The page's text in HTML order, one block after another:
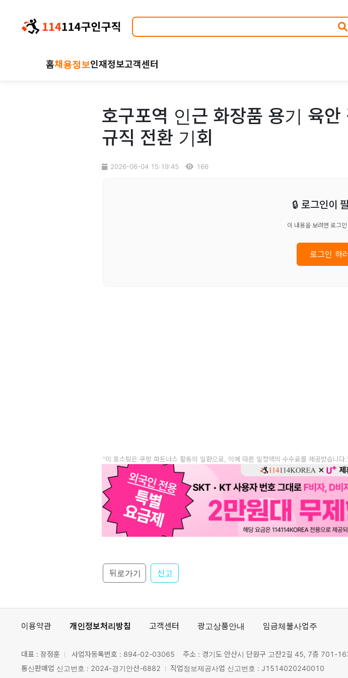
홈채용정보인재정보고객센터
호구포역 인근 화장품 용기 육
규직 전환 기회
2026-06-04 15:19:45 166
🔒 로그인이
이 내용을 보려면 로그
로그인 하
"이 포스팅은 쿠팡 파트너스 활동의 일환으로, 이에 따른 일정액의 수수료를 제공받습니다
뒤로가기 신고
이용약관 개인정보처리방침 고객센터 광고상품안내 임금체불사업주
대표 : 장정훈 사업자등록번호 : 894-02-03065
주소 : 경기도 안산시 단원구 고잔2길 45, 7층 701-
통신판매업 신고번호 : 2024-경기안산-6882
직업정보제공사업 신고번호 : J1514020240010